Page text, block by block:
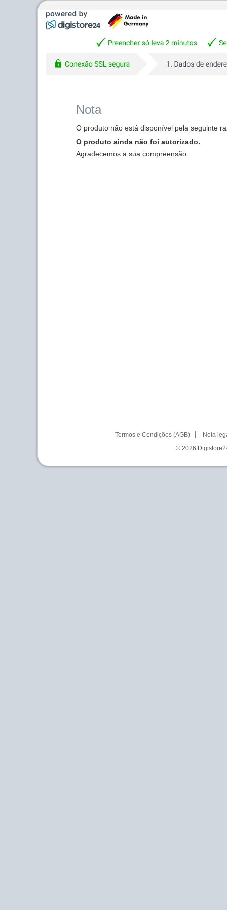
Nota
O produto não está disponível pela seguinte
O produto ainda não foi autorizado.
Agradecemos a sua compreensão.
Termos e Condições (AGB)
Nota
© 2026